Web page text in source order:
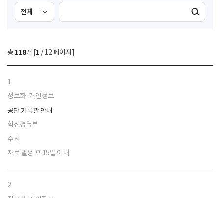
검
색
선
택
색
검색실행
총 118개 [1 / 12 페이지]
1
정보화·개인정보
공단 기록관 안내
혁신경영부
수시
자료 발생 후 15일 이내
2